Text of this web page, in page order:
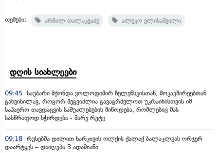
თემები: არჩილ თალაკვაძე ალეკო ელისაშვილი
დღის სიახლეები
09:45 საუბარი მქონდა ვოლოდიმირ ზელენსკისთან, მოკავშირეებთან
განვიხილავ, როგორ შეგვიძლია გავაგრძელოთ უკრაინისთვის იმ
საჰაერო თავდაცვის საშუალებების მიწოდება, რომლებიც მას
სასწრაფოდ სჭირდება - მარკ რუტე
09:18 რუსებმა დილით ხარკივის ოლქის ქალაქ ბალაკლეას ორჯერ
დაარტყეს – დაიღუპა 3 ადამიანი